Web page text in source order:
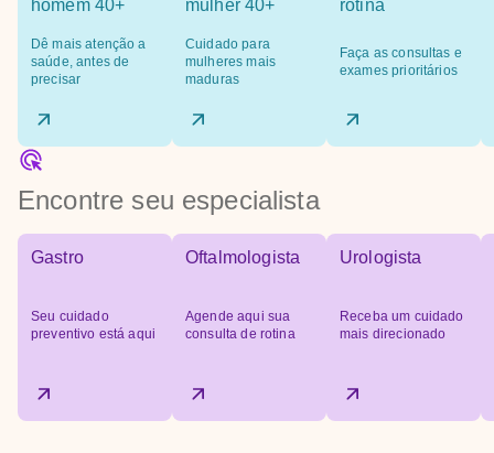
homem 40+
Dê mais atenção a
saúde, antes de
precisar
mulher 40+
Cuidado para
mulheres mais
maduras
rotina
Faça as consultas e
exames prioritários
Encontre seu especialista
Gastro
Seu cuidado
preventivo está aqui
Oftalmologista
Agende aqui sua
consulta de rotina
Urologista
Receba um cuidado
mais direcionado